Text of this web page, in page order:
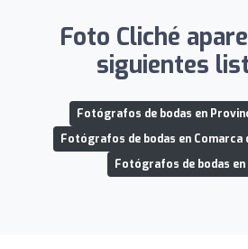
Foto Cliché
siguientes
Fotógrafos de bodas en
Fotógrafos de bodas en Comarca
Fotógrafos de bodas en